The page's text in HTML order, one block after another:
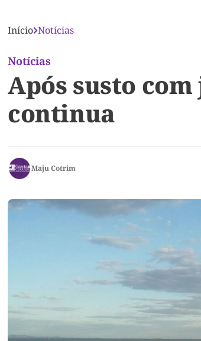
Início Notícias
Notícias
Após susto
continua
Maju Cotrim